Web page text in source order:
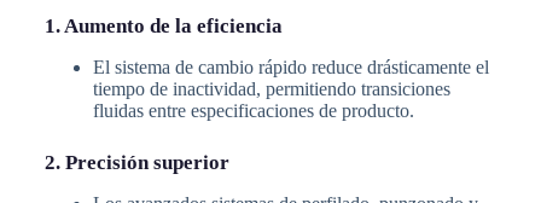
1. Aumento de la eficiencia
El sistema de cambio rápido reduce drásticamente el
tiempo de inactividad, permitiendo transiciones
fluidas entre especificaciones de producto.
2. Precisión superior